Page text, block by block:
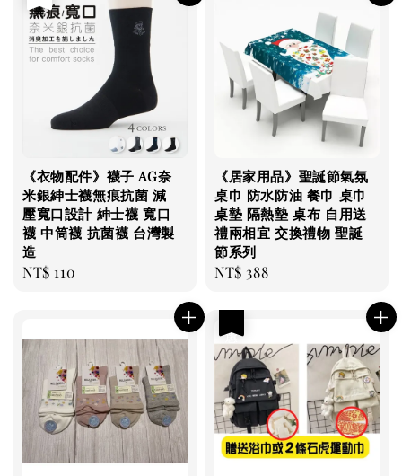
《衣物配件》襪子 AG奈
米銀紳士襪無痕抗菌 減
壓寬口設計 紳士襪 寬口
襪 中筒襪 抗菌襪 台灣製
造
Regular
NT$ 110
《居家用品》聖誕節氣氛
桌巾 防水防油 餐巾 桌巾
桌墊 隔熱墊 桌布 自用送
禮兩相宜 交換禮物 聖誕
節系列
Regular
NT$ 388